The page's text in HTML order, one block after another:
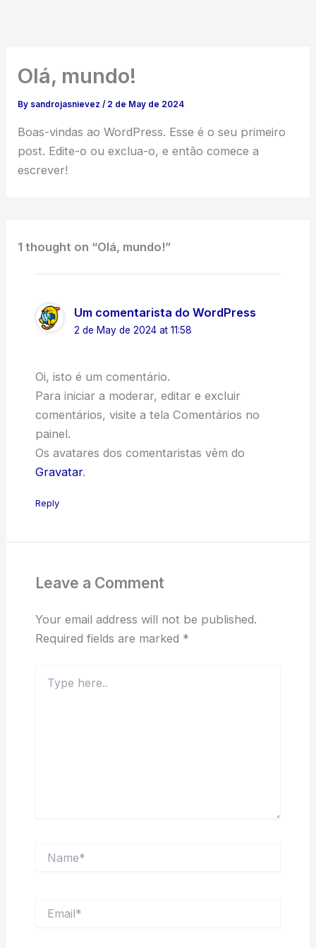
Olá, mundo!
By sandrojasnievez/ 2 de May de 2024
Boas-vindas ao WordPress. Esse é o seu primeiro
post. Edite-o ou exclua-o, e então comece a
escrever!
1 thought on “Olá, mundo!”
Um comentarista do WordPress
2 de May de 2024 at 11:58
Oi, isto é um comentário.
Para iniciar a moderar, editar e excluir
comentários, visite a tela Comentários no
painel.
Os avatares dos comentaristas vêm do
Gravatar.
Reply
Leave a Comment
Your email address will not be published.
Required fields are marked *
here..